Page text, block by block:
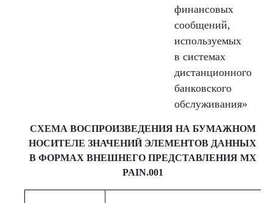
финансовых
сообщений,
используемых
в системах
дистанционного
банковского
обслуживания»
СХЕМА ВОСПРОИЗВЕДЕНИЯ НА БУМАЖНОМ
НОСИТЕЛЕ ЗНАЧЕНИЙ ЭЛЕМЕНТОВ ДАННЫХ
В ФОРМАХ ВНЕШНЕГО ПРЕДСТАВЛЕНИЯ MX
PAIN.001